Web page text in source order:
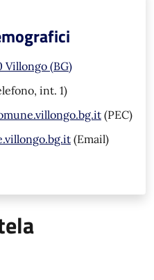
Villongo (BG)
int. 1)
(PEC)
(Email)